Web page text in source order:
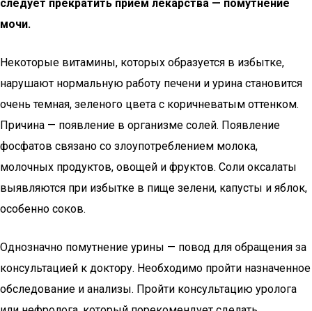
следует прекратить прием лекарства — помутнение
мочи.
Некоторые витамины, которых образуется в избытке,
нарушают нормальную работу печени и урина становится
очень темная, зеленого цвета с коричневатым оттенком.
Причина — появление в организме солей. Появление
фосфатов связано со злоупотреблением молока,
молочных продуктов, овощей и фруктов. Соли оксалаты
выявляются при избытке в пище зелени, капусты и яблок,
особенно соков.
Однозначно помутнение урины — повод для обращения за
консультацией к доктору. Необходимо пройти назначенное
обследование и анализы. Пройти консультацию уролога